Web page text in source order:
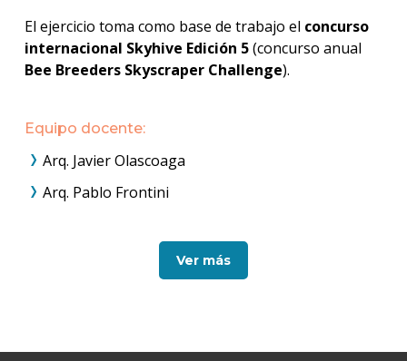
El ejercicio toma como base de trabajo el concurso
internacional Skyhive Edición 5(concurso anual
Bee Breeders Skyscraper Challenge).
Equipo docente:
Arq. Javier Olascoaga
Arq. Pablo Frontini
Ver más